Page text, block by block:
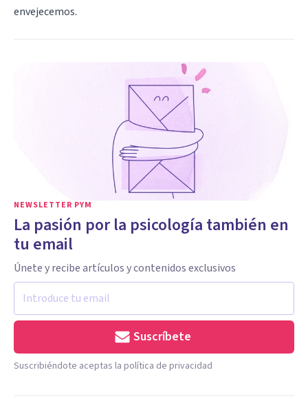
envejecemos.
NEWSLETTER PYM
La pasión por la psicología también en
tu email
Únete y recibe artículos y contenidos exclusivos
Suscríbete
Suscribiéndote aceptas la política de privacidad